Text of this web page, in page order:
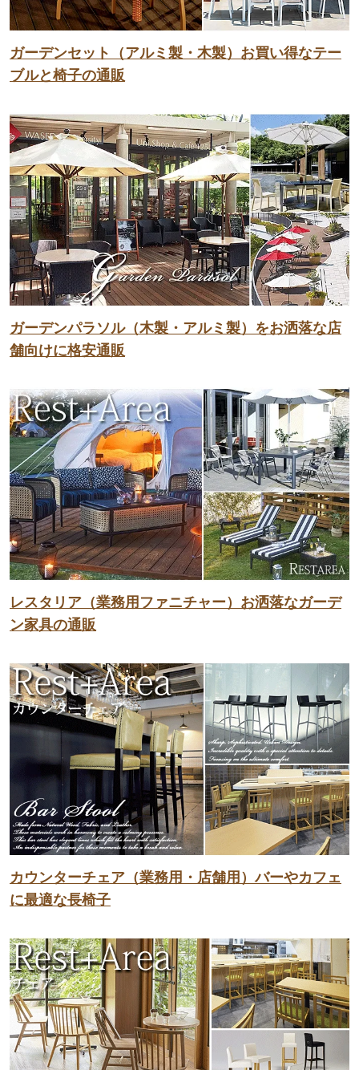
ガーデンセット（アルミ製・木製）お買い得なテー
ブルと椅子の通販
ガーデンパラソル（木製・アルミ製）をお洒落な店
舗向けに格安通販
レスタリア（業務用ファニチャー）お洒落なガーデ
ン家具の通販
カウンターチェア（業務用・店舗用）バーやカフェ
に最適な長椅子